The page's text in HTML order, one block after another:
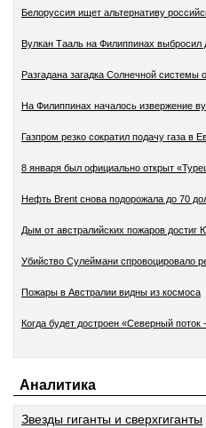
Белоруссия ищет альтернативу
Вулкан Тааль на Филиппинах выбросил
Разгадана загадка Солнечной системы
На Филиппинах началось извержение
Газпром резко сократил подачу газа в
8 января был официально открыт
Нефть Brent снова подорожала до 70
Дым от австралийских пожаров достиг
Убийство Сулеймани спровоцировало
Пожары в Австралии видны из космоса
Когда будет достроен «Северный поток
Аналитика
Звезды гиганты и сверхгиганты